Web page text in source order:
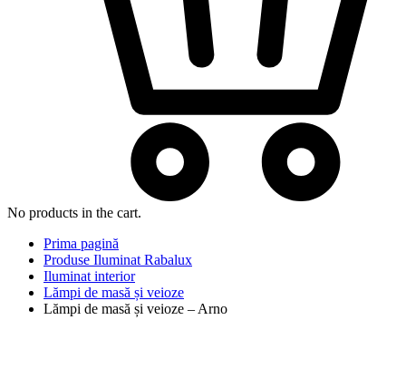
No products in the cart.
Prima pagină
Produse Iluminat Rabalux
Iluminat interior
Lămpi de masă și veioze
Lămpi de masă și veioze – Arno